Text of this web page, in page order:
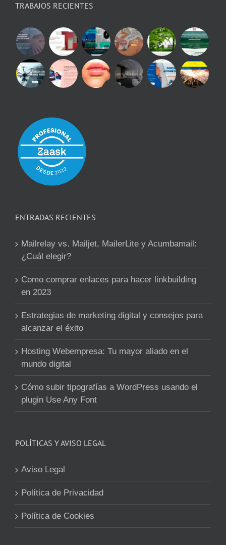
TRABAJOS RECIENTES
ENTRADAS RECIENTES
Mailrelay vs. Mailjet, MailerLite y Acumbamail:
¿Cuál elegir?
Como comprar enlaces para hacer linkbuilding
en 2023
Estrategias de marketing digital y consejos para
alcanzar el éxito
Hosting Webempresa: Tu mayor aliado en el
mundo digital
Cómo subir tipografías a WordPress usando el
plugin Use Any Font
POLÍTICAS Y AVISO LEGAL
Aviso Legal
Política de Privacidad
Política de Cookies